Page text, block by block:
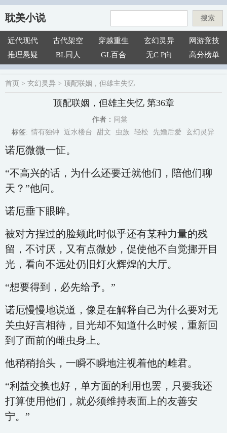
耽美小说 搜索
近代现代 古代架空 穿越重生 玄幻灵异
网游竞技
推理悬疑
BL同人 GL百合 无C P向 高分榜单
首页 > 玄幻灵异 > 顶配联姻，但雄主失忆
顶配联姻，但雄主失忆 第36章
作者： 间棠
标签: 情有独钟 近水楼台 甜文 虫族 轻松 先婚后爱 玄幻灵异
诺厄微微一怔。
“不高兴的话，为什么还要迁就他们，陪他们聊
天？”他问。
诺厄垂下眼眸。
被对方捏过的脸颊此时似乎还有某种力量的残
留，不讨厌，又有点微妙，促使他不自觉挪开目
光，看向不远处仍旧灯火辉煌的大厅。
“想要得到，必先给予。”
诺厄慢慢地说道，像是在解释自己为什么要对无
关虫好言相待，目光却不知道什么时候，重新回
到了面前的雌虫身上。
他稍稍抬头，一瞬不瞬地注视着他的雌君。
“利益交换也好，单方面的利用也罢，只要我还
打算使用他们，就必须维持表面上的友善安
宁。”